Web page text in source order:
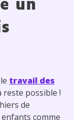
un
travail des
reste possible !
de
comme